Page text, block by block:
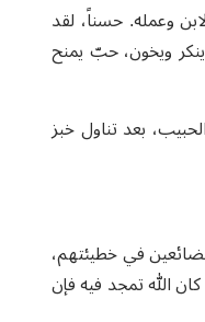
وعمله. حسناً، لقد
ويخون، حبّ يمنح
بعد تناول خبز
في خطيئتهم،
يعيد له الحياة: “وإذا كان الله تمجد فيه فإن